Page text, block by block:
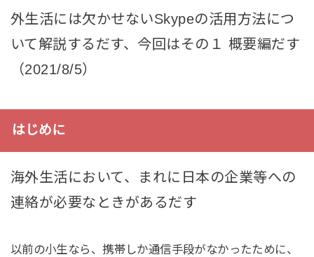
外生活には欠かせないSkypeの活用方法につ
いて解説するだす、今回はその１ 概要編だす
（2021/8/5）
はじめに
海外生活において、まれに日本の企業等への
連絡が必要なときがあるだす
以前の小生なら、携帯しか通信手段がなかったために、